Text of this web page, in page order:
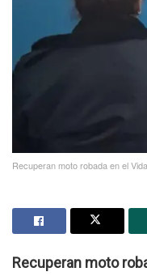
Recuperan moto robada en el
Recuperan moto